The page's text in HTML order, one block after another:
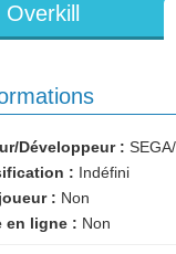
Développeur :
: Indéfini
: Non
en ligne : Non